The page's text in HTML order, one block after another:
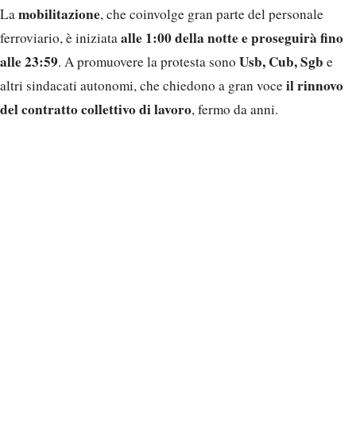
Lamobilitazione, che coinvolge gran parte del personale
ferroviario, è iniziataalle 1:00 della notte e proseguirà fino
alle 23:59. A promuovere la protesta sono Usb, Cub, Sgb e
altri sindacati autonomi, che chiedono a gran voceil rinnovo
del contratto collettivo di lavoro, fermo da anni.